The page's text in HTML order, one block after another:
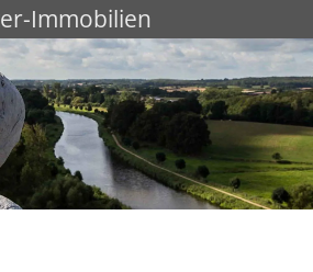
Immobilien